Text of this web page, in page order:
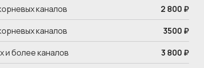
каналов
2 800 ₽
каналов
3500 ₽
и более каналов
3 800 ₽